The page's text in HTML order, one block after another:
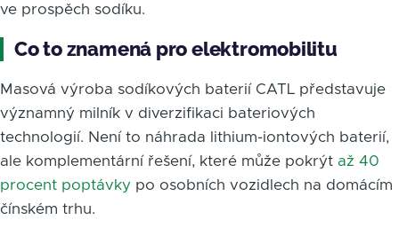
ve prospěch sodíku.
Co to znamená pro elektromobilitu
Masová výroba sodíkových baterií CATL představuje
významný milník v diverzifikaci bateriových
technologií. Není to náhrada lithium-iontových baterií,
ale komplementární řešení, které může pokrýt až 40
procent poptávky po osobních vozidlech na domácím
čínském trhu.